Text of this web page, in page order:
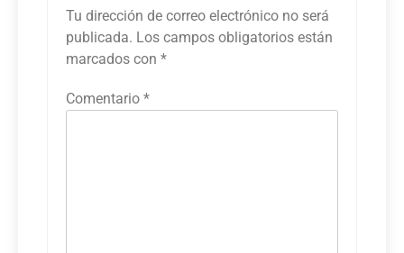
Tu dirección de correo electrónico no será
publicada. Los campos obligatorios están
marcados con *
Comentario *